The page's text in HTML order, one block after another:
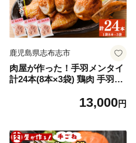
鹿児島県志布志市
肉屋が作った！手羽メンタイ
計24本(8本×3袋) 鶏肉 手羽先
おかず お弁当 時短 簡単調理
13,000円